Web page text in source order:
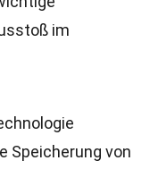
im
Speicherung von